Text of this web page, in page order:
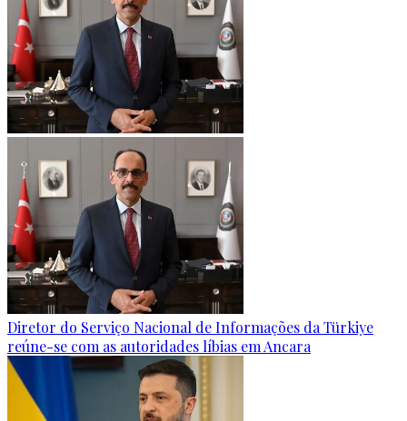
Diretor do Serviço Nacional de Informações da Türkiye
reúne-se com as autoridades líbias em Ancara